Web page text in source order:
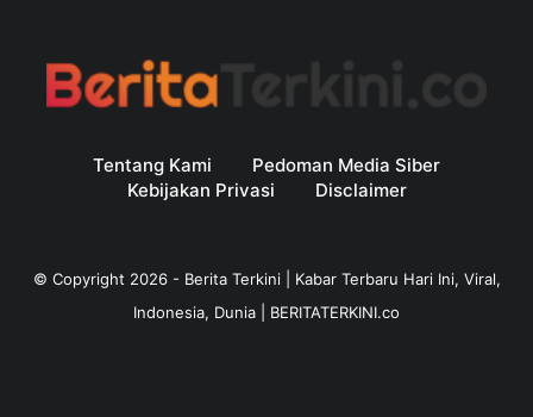
Tentang Kami
Pedoman Media Siber
Kebijakan Privasi
Disclaimer
© Copyright 2026- Berita Terkini | Kabar Terbaru Hari Ini, Viral,
Indonesia, Dunia | BERITATERKINI.co